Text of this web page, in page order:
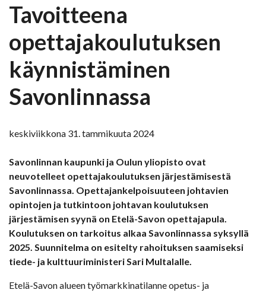
Tavoitteena
opettajakoulutuksen
käynnistäminen
Savonlinnassa
keskiviikkona 31. tammikuuta 2024
Savonlinnan kaupunki ja Oulun yliopisto ovat
neuvotelleet opettajakoulutuksen järjestämisestä
Savonlinnassa. Opettajankelpoisuuteen johtavien
opintojen ja tutkintoon johtavan koulutuksen
järjestämisen syynä on Etelä-Savon opettajapula.
Koulutuksen on tarkoitus alkaa Savonlinnassa syksyllä
2025. Suunnitelma on esitelty rahoituksen saamiseksi
tiede- ja kulttuuriministeri Sari Multalalle.
Etelä-Savon alueen työmarkkinatilanne opetus- ja